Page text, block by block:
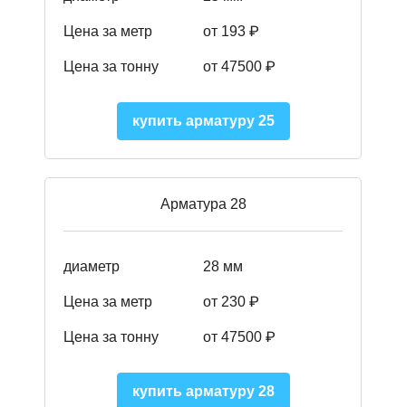
Цена за метр от 193 ₽
Цена за тонну от 47500 ₽
купить арматуру 25
Арматура 28
диаметр 28 мм
Цена за метр от 230 ₽
Цена за тонну от 47500 ₽
купить арматуру 28